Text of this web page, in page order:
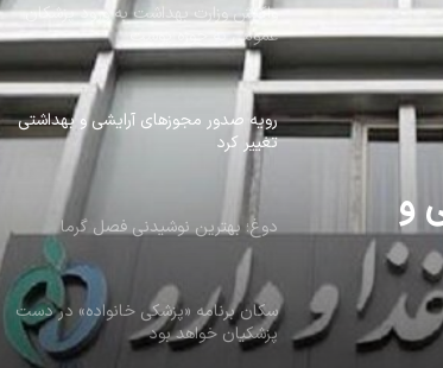
و
واکنش وزارت بهداشت به ورود پزشکان
عمومی به حوزه پوست
رویه صدور مجوزهای آرایشی و بهداشتی
تغییر کرد
دوغ؛ بهترین نوشیدنی فصل گرما
سکان برنامه «پزشکی خانواده» در دست
پزشکیان خواهد بود